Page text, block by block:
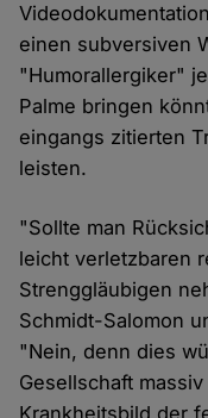
einen subversiven
"Humorallergiker"
Palme bringen
eingangs zitierten
leisten.
"Sollte man
leicht verletzbaren
Strenggläubigen
Schmidt-Salomon
"Nein, denn dies
Gesellschaft